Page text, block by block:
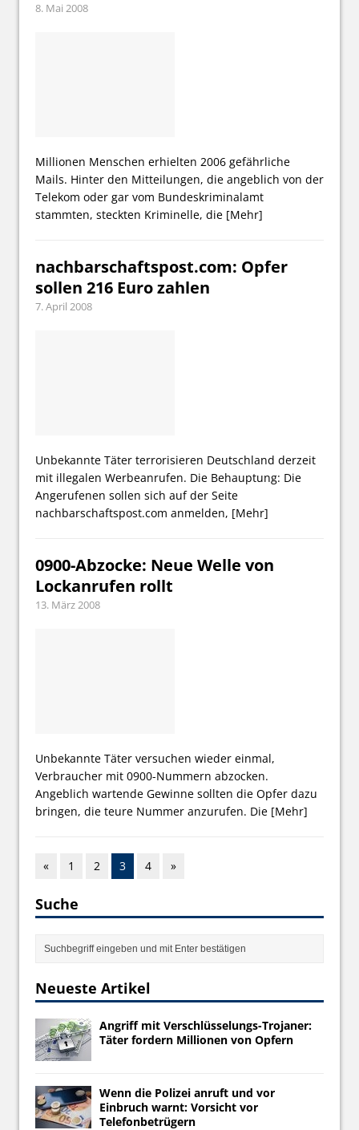
8. Mai 2008
Millionen Menschen erhielten 2006 gefährliche
Mails. Hinter den Mitteilungen, die angeblich von der
Telekom oder gar vom Bundeskriminalamt
stammten, steckten Kriminelle, die [Mehr]
nachbarschaftspost.com: Opfer
sollen 216 Euro zahlen
7. April 2008
Unbekannte Täter terrorisieren Deutschland derzeit
mit illegalen Werbeanrufen. Die Behauptung: Die
Angerufenen sollen sich auf der Seite
nachbarschaftspost.com anmelden, [Mehr]
0900-Abzocke: Neue Welle von
Lockanrufen rollt
13. März 2008
Unbekannte Täter versuchen wieder einmal,
Verbraucher mit 0900-Nummern abzocken.
Angeblich wartende Gewinne sollten die Opfer dazu
bringen, die teure Nummer anzurufen. Die [Mehr]
« 1 2 3 4 »
Suche
Neueste Artikel
Angriff mit Verschlüsselungs-Trojaner:
Täter fordern Millionen von Opfern
Wenn die Polizei anruft und vor
Einbruch warnt: Vorsicht vor
Telefonbetrügern